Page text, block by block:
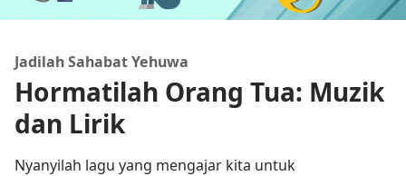
Jadilah Sahabat Yehuwa
Hormatilah Orang Tua: Muzik
dan Lirik
Nyanyilah lagu yang mengajar kita untuk